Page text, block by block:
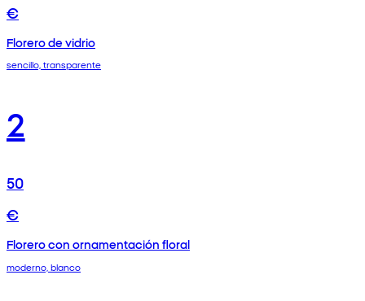
€
Florero de vidrio
sencillo, transparente
2
50
€
Florero con ornamentación floral
moderno, blanco